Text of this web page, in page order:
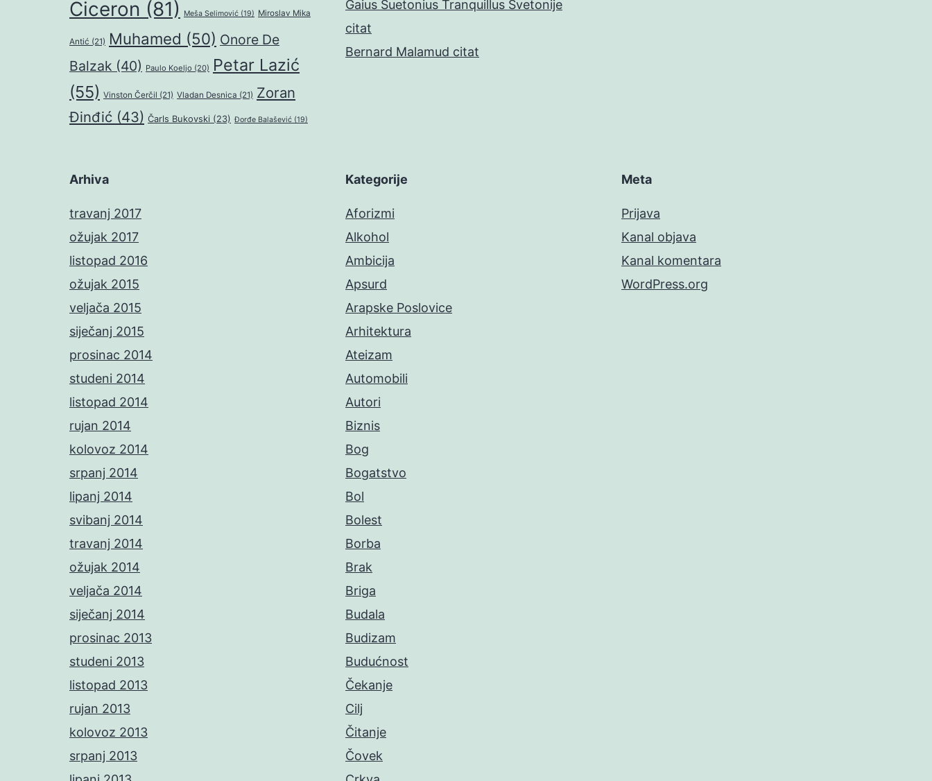
Ciceron (81) Meša Selimović (19) Miroslav Mika
Antić (21) Muhamed (50) Onore De
Balzak (40) Paulo Koeljo (20) Petar Lazić
(55) Vinston Čerčil (21) Vladan Desnica (21) Zoran
Đinđić (43) Čarls Bukovski (23) Đorđe Balašević (19)
Gaius Suetonius Tranquillus Svetonije
citat
Bernard Malamud citat
Arhiva
travanj 2017
ožujak 2017
listopad 2016
ožujak 2015
veljača 2015
siječanj 2015
prosinac 2014
studeni 2014
listopad 2014
rujan 2014
kolovoz 2014
srpanj 2014
lipanj 2014
svibanj 2014
travanj 2014
ožujak 2014
veljača 2014
siječanj 2014
prosinac 2013
studeni 2013
listopad 2013
rujan 2013
kolovoz 2013
srpanj 2013
Kategorije
Aforizmi
Alkohol
Ambicija
Apsurd
Arapske Poslovice
Arhitektura
Ateizam
Automobili
Autori
Biznis
Bog
Bogatstvo
Bol
Bolest
Borba
Brak
Briga
Budala
Budizam
Budućnost
Čekanje
Cilj
Čitanje
Čovek
Meta
Prijava
Kanal objava
Kanal komentara
WordPress.org